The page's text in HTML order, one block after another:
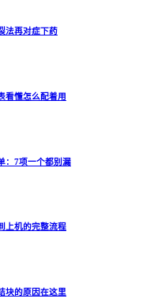
法再对症下药
看懂怎么配着用
：7项一个都别漏
上机的完整流程
块的原因在这里